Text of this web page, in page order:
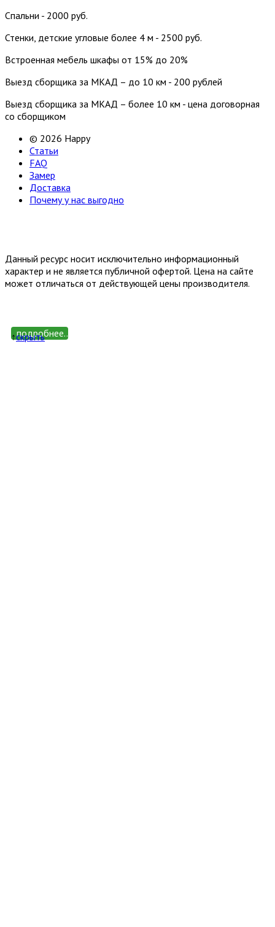
подробнее...
↑cкрыть
Спальни - 2000 руб.
Стенки, детские угловые более 4 м - 2500 руб.
Встроенная мебель шкафы от 15% до 20%
Выезд сборщика за МКАД – до 10 км - 200 рублей
Выезд сборщика за МКАД – более 10 км - цена договорная
со сборщиком
© 2026 Happy
Статьи
FAQ
Замер
Доставка
Почему у нас выгодно
Данный ресурс носит исключительно информационный
характер и не является публичной офертой. Цена на сайте
может отличаться от действующей цены производителя.